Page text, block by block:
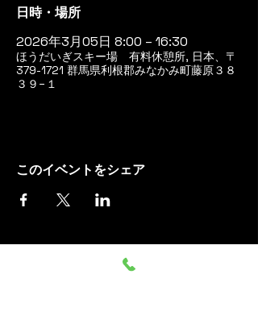
日時・場所
2026年3月05日 8:00 – 16:30
ほうだいぎスキー場 有料休憩所, 日本、〒
379-1721 群馬県利根郡みなかみ町藤原３８
３９−１
このイベントをシェア
群馬みなかみ ほうだいぎス